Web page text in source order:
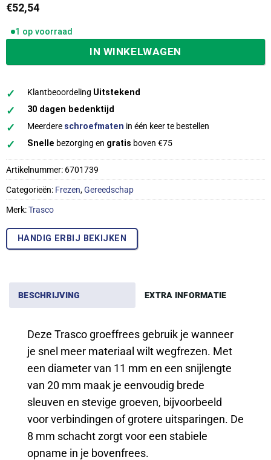
€52,54
1 op voorraad
IN WINKELWAGEN
✓ Klantbeoordeling Uitstekend
✓ 30 dagen bedenktijd
✓ Meerdere schroefmaten in één keer te bestellen
✓ Snelle bezorging en gratis boven €75
Artikelnummer: 6701739
Categorieën: Frezen,Gereedschap
Merk:Trasco
HANDIG ERBIJ BEKIJKEN
BESCHRIJVING EXTRA INFORMATIE
Deze Trasco groeffrees gebruik je wanneer
je snel meer materiaal wilt wegfrezen. Met
een diameter van 11 mm en een snijlengte
van 20 mm maak je eenvoudig brede
sleuven en stevige groeven, bijvoorbeeld
voor verbindingen of grotere uitsparingen. De
8 mm schacht zorgt voor een stabiele
opname in je bovenfrees.